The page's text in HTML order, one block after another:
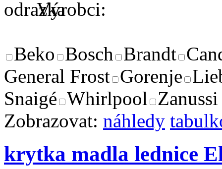
Výrobci:
Beko Bosch Brandt
General Frost Gorenje
Snaigé Whirlpool Zanussi
Zobrazovat: náhledy
krytka madla lednice